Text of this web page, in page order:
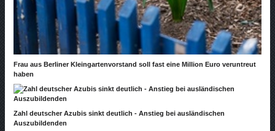
Frau aus Berliner Kleingartenvorstand soll fast eine Million Euro veruntreut
haben
Zahl deutscher Azubis sinkt deutlich - Anstieg bei ausländischen
Auszubildenden